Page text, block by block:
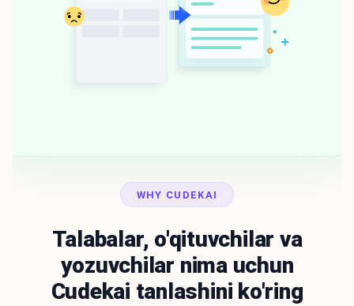
WHY CUDEKAI
Talabalar, o'qituvchilar va
yozuvchilar nima uchun
Cudekai tanlashini ko'ring